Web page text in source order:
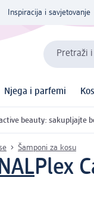
Inspiracija i savjetovanje
Pretraži
Njega i parfemi
beauty: sakupljajte
Šamponi za kosu
Plex